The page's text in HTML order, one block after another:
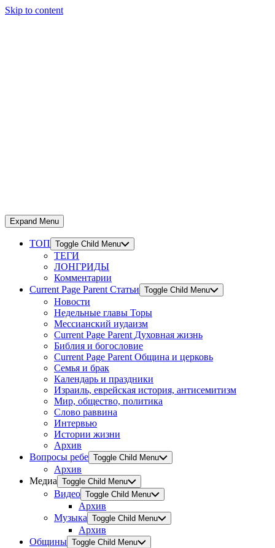
Skip to content
Expand Menu
ТОП Toggle Child Menu
ТЕГИ
ЛОНГРИДЫ
Комментарии
Current Page Parent Статьи Toggle Child Menu
Новости
Недельные главы Торы
Мессианский иудаизм
Current Page Parent Духовная жизнь
Библия и богословие
Current Page Parent Община и церковь
Семья и брак
Календарь и праздники
Израиль, еврейская история, антисемитизм
Мир, общество, политика
Слово раввина
Интервью
Истории жизни
Архив
Вопросы ребе Toggle Child Menu
Архив
Медиа Toggle Child Menu
Видео Toggle Child Menu
Архив
Музыка Toggle Child Menu
Архив
Общины Toggle Child Menu